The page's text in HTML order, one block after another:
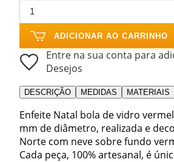
ADICIONAR AO CARRINHO
Entre na sua conta para
Desejos
DESCRIÇÃO MEDIDAS MATERIAIS
Enfeite Natal bola de vidro
mm de diâmetro, realizada e
Norte com neve sobre fundo
Cada peça, 100% artesanal, é